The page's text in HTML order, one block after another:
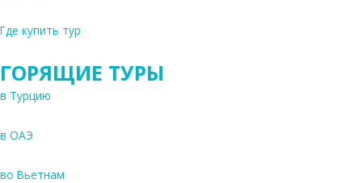
Где купить тур
ГОРЯЩИЕ ТУРЫ
в Турцию
в ОАЭ
во Вьетнам